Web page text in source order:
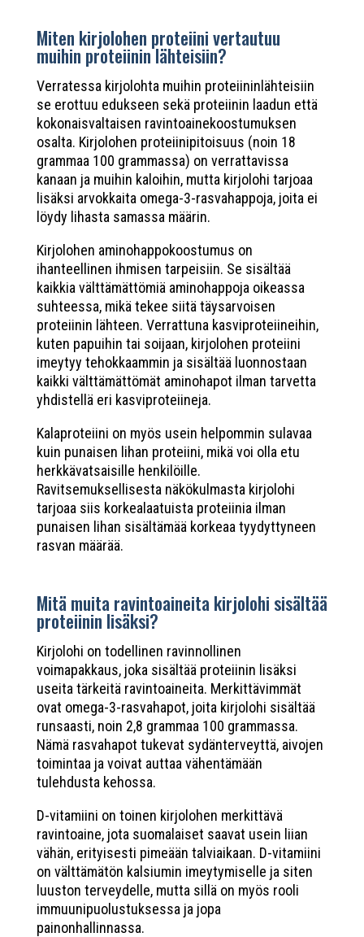
Miten kirjolohen proteiini vertautuu
muihin proteiinin lähteisiin?
Verratessa kirjolohta muihin proteiininlähteisiin
se erottuu edukseen sekä proteiinin laadun että
kokonaisvaltaisen ravintoainekoostumuksen
osalta. Kirjolohen proteiinipitoisuus (noin 18
grammaa 100 grammassa) on verrattavissa
kanaan ja muihin kaloihin, mutta kirjolohi tarjoaa
lisäksi arvokkaita omega-3-rasvahappoja, joita ei
löydy lihasta samassa määrin.
Kirjolohen aminohappokoostumus on
ihanteellinen ihmisen tarpeisiin. Se sisältää
kaikkia välttämättömiä aminohappoja oikeassa
suhteessa, mikä tekee siitä täysarvoisen
proteiinin lähteen. Verrattuna kasviproteiineihin,
kuten papuihin tai soijaan, kirjolohen proteiini
imeytyy tehokkaammin ja sisältää luonnostaan
kaikki välttämättömät aminohapot ilman tarvetta
yhdistellä eri kasviproteiineja.
Kalaproteiini on myös usein helpommin sulavaa
kuin punaisen lihan proteiini, mikä voi olla etu
herkkävatsaisille henkilöille.
Ravitsemuksellisesta näkökulmasta kirjolohi
tarjoaa siis korkealaatuista proteiinia ilman
punaisen lihan sisältämää korkeaa tyydyttyneen
rasvan määrää.
Mitä muita ravintoaineita kirjolohi sisältää
proteiinin lisäksi?
Kirjolohi on todellinen ravinnollinen
voimapakkaus, joka sisältää proteiinin lisäksi
useita tärkeitä ravintoaineita. Merkittävimmät
ovat omega-3-rasvahapot, joita kirjolohi sisältää
runsaasti, noin 2,8 grammaa 100 grammassa.
Nämä rasvahapot tukevat sydänterveyttä, aivojen
toimintaa ja voivat auttaa vähentämään
tulehdusta kehossa.
D-vitamiini on toinen kirjolohen merkittävä
ravintoaine, jota suomalaiset saavat usein liian
vähän, erityisesti pimeään talviaikaan. D-vitamiini
on välttämätön kalsiumin imeytymiselle ja siten
luuston terveydelle, mutta sillä on myös rooli
immuunipuolustuksessa ja jopa
painonhallinnassa.